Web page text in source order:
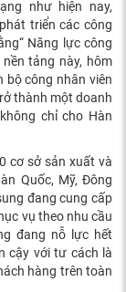
như hiện nay,
triển các công
Năng lực công
tảng này, hôm
bộ công nhân viên
thành một doanh
chỉ cho Hàn
cơ sở sản xuất và
Quốc, Mỹ, Đông
đang cung cấp
vụ theo nhu cầu
đang nỗ lực hết
cậy với tư cách là
hàng trên toàn